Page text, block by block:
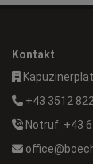
Kontakt
+43 3512
Notruf: +43